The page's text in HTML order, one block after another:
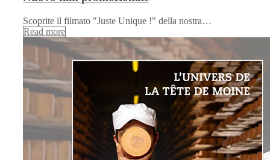
Scoprite il filmato "Juste Unique !" della nostra…
Read more